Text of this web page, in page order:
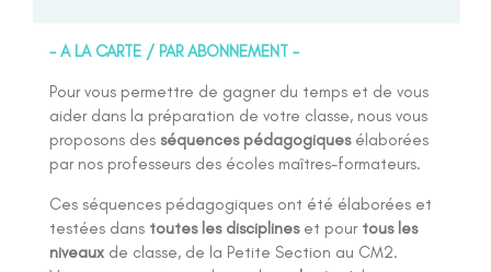
– A LA CARTE / PAR ABONNEMENT –
Pour vous permettre de gagner du temps et de vous
aider dans la préparation de votre classe, nous vous
proposons des séquences pédagogiquesélaborées
par nos professeurs des écoles maîtres-formateurs.
Ces séquences pédagogiques ont été élaborées et
testées dans toutes les disciplineset pourtous les
niveaux de classe, de la Petite Section au CM2.